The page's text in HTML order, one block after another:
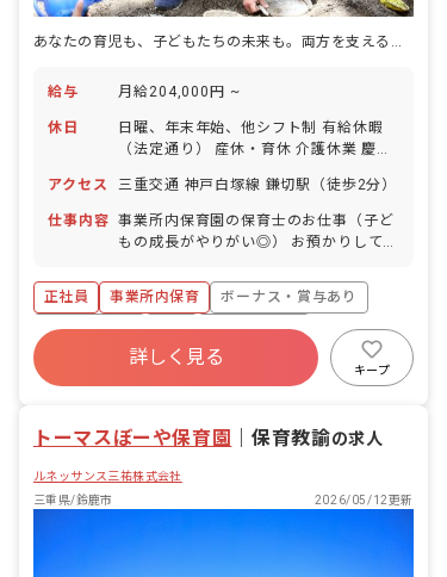
あなたの育児も、子どもたちの未来も。両方を支える保育の仕事。
給与 月給204,000円 ~
休日
日曜、年末年始、他シフト制 有給休暇
（法定通り） 産休・育休 介護休業 慶弔
アクセス
三重交通 神戸白塚線 鎌切駅（徒歩2分）
仕事内容 事業所内保育園の保育士のお仕事（子ど
もの成長がやりがい◎） お預かりしてい
す。 ・食事・睡眠・排泄・清潔・衣類の
着脱等 ・集団生活を通じた社会性の装着
・行事の計画・実行、お知らせの作成
正社員 事業所内保育
ボーナス・賞与あり
社会保険完備
有給
福利厚生充実
昇給昇進あり
産休育休制度
詳しく見る
キープ
トーマスぼーや保育園 ｜保育教諭の求人
ルネッサンス三祐株式会社
三重県/鈴鹿市
2026/05/12更新